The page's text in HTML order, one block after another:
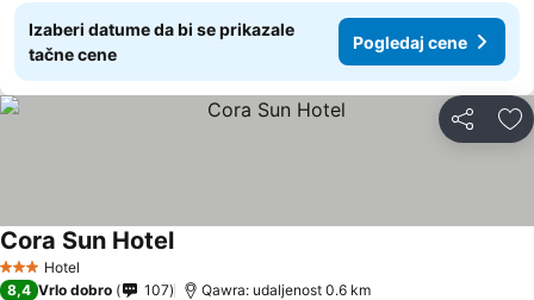
Izaberi datume da bi se prikazale
tačne cene
Pogledaj cene
Deli
3 Zvezdice
Hotel
Cora Sun Hotel
8,4 Vrlo dobro 107 Qawra: udaljenost 0.6 km